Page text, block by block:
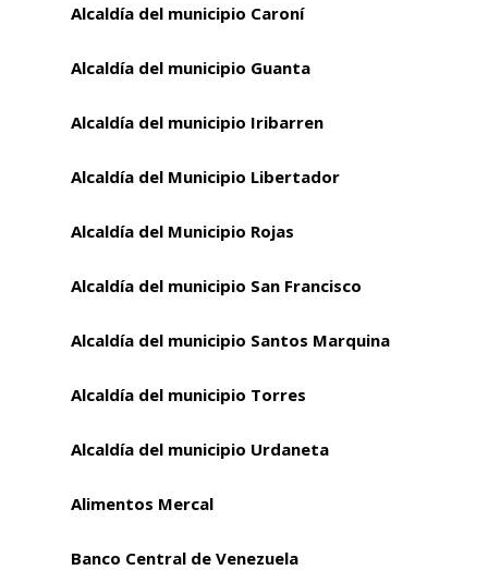
Alcaldía del municipio Caroní
Alcaldía del municipio Guanta
Alcaldía del municipio Iribarren
Alcaldía del Municipio Libertador
Alcaldía del Municipio Rojas
Alcaldía del municipio San Francisco
Alcaldía del municipio Santos Marquina
Alcaldía del municipio Torres
Alcaldía del municipio Urdaneta
Alimentos Mercal
Banco Central de Venezuela